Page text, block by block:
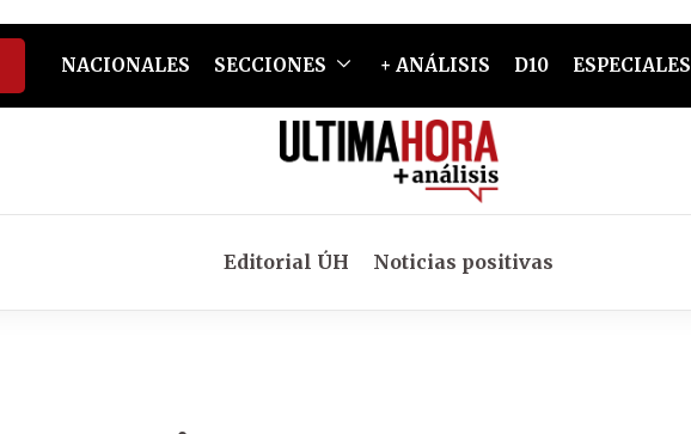
NACIONALES SECCIONES + ANÁLISIS D10 ESPECIALES
Editorial ÚH Noticias positivas